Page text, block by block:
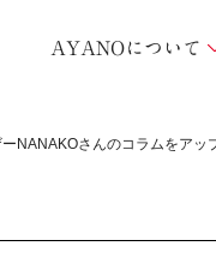
AYANOについて
NANAKOさんのコラムをアッ